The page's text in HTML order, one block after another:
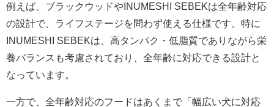
例えば、ブラックウッドやINUMESHI SEBEKは全年齢対応
の設計で、ライフステージを問わず使える仕様です。特に
INUMESHI SEBEKは、高タンパク・低脂質でありながら栄
養バランスも考慮されており、全年齢に対応できる設計と
なっています。
一方で、全年齢対応のフードはあくまで「幅広い犬に対応